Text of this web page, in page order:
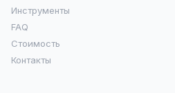
Инструменты
FAQ
Стоимость
Контакты